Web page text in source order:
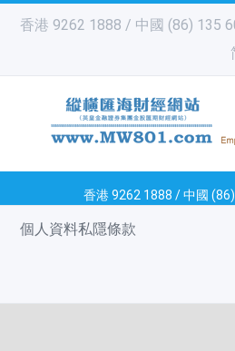
香港 9262 1888 / 中國 (86) 135
香港 9262 1888 / 中國
個人資料私隱條款